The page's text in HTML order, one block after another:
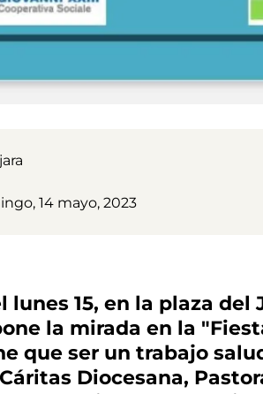
14 mayo, 2023
lunes 15, en la plaza
la mirada en la
que ser un trabajo
Diocesana,